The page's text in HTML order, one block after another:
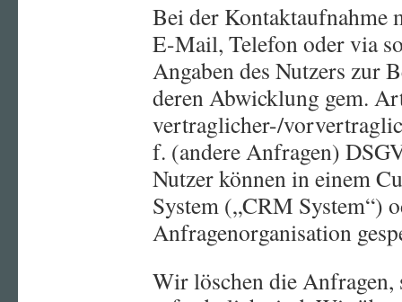
Bei der Kontaktaufnahme
E-Mail, Telefon oder via
Angaben des Nutzers zur
deren Abwicklung gem.
vertraglicher-/
f. (andere Anfragen)
Nutzer können in einem
System („CRM System“)
Anfragenorganisation
Wir löschen die